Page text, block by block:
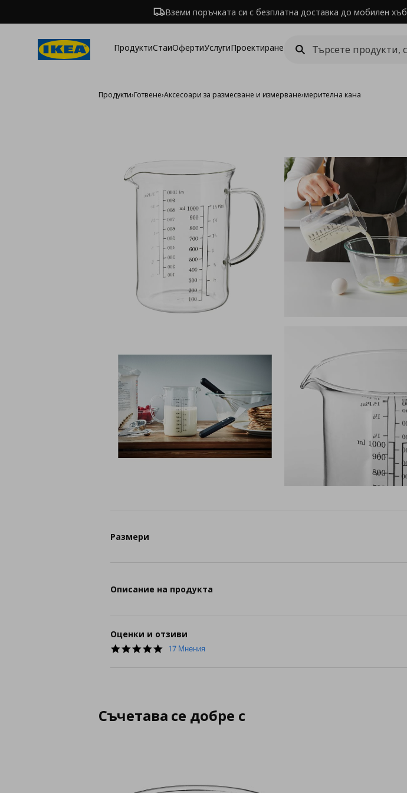
Вземи поръчката си с безплатна доставка до мобилен хъб
ПродуктиСтаиОфертиУслугиПроектиране
Продукти›Готвене›Аксесоари за размесване и измерване›мерителна кана
Размери
Описание на продукта
Оценки и отзиви
4.8
17 Мнения
Съчетава се добре с